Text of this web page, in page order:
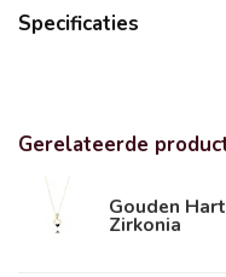
Specificaties
Gerelateerde
Gouden
Zirkonia